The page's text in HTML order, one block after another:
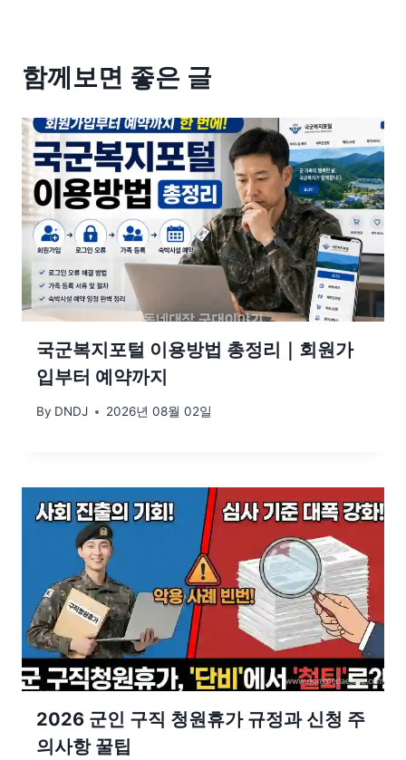
함께보면 좋은 글
국군복지포털 이용방법 총정리｜회원가
입부터 예약까지
By DNDJ 2026년 08월 02일
2026 군인 구직 청원휴가 규정과 신청 주
의사항 꿀팁